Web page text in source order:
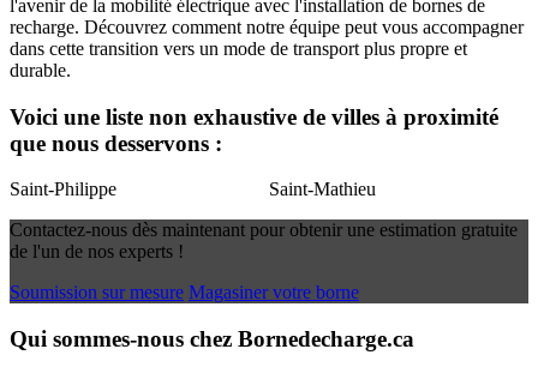
l'avenir de la mobilité électrique avec l'installation de bornes de
recharge. Découvrez comment notre équipe peut vous accompagner
dans cette transition vers un mode de transport plus propre et
durable.
Voici une liste non exhaustive de villes à proximité
que nous desservons :
Saint-Philippe
Saint-Mathieu
Contactez-nous dès maintenant pour obtenir une estimation gratuite
de l'un de nos experts !
Soumission sur mesure Magasiner votre borne
Qui sommes-nous chez Bornedecharge.ca